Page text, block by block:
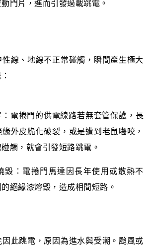
門片，進而引發過載跳電。
線、地線不正常碰觸，瞬間產生極大
電捲門的供電線路若無套管保護，長
外皮脆化破裂，或是遭到老鼠囓咬，
觸，就會引發短路跳電。
毀：電捲門馬達因長年使用或散熱不
絕緣漆熔毀，造成相間短路。
因此跳電，原因為進水與受潮。颱風或